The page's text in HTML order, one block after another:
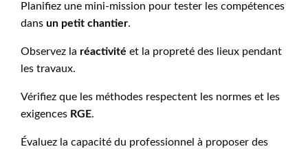
Planifiez une mini-mission pour tester les compétences
dans un petit chantier.
Observez la réactivité et la propreté des lieux pendant
les travaux.
Vérifiez que les méthodes respectent les normes et les
exigences RGE.
Évaluez la capacité du professionnel à proposer des